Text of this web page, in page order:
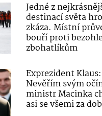
Jedné z
destinací světa
zkáza. Místní
bouří proti
zbohatlíkům
Exprezident Klaus:
Nevěřím svým
ministr Macinka
asi se všemi za